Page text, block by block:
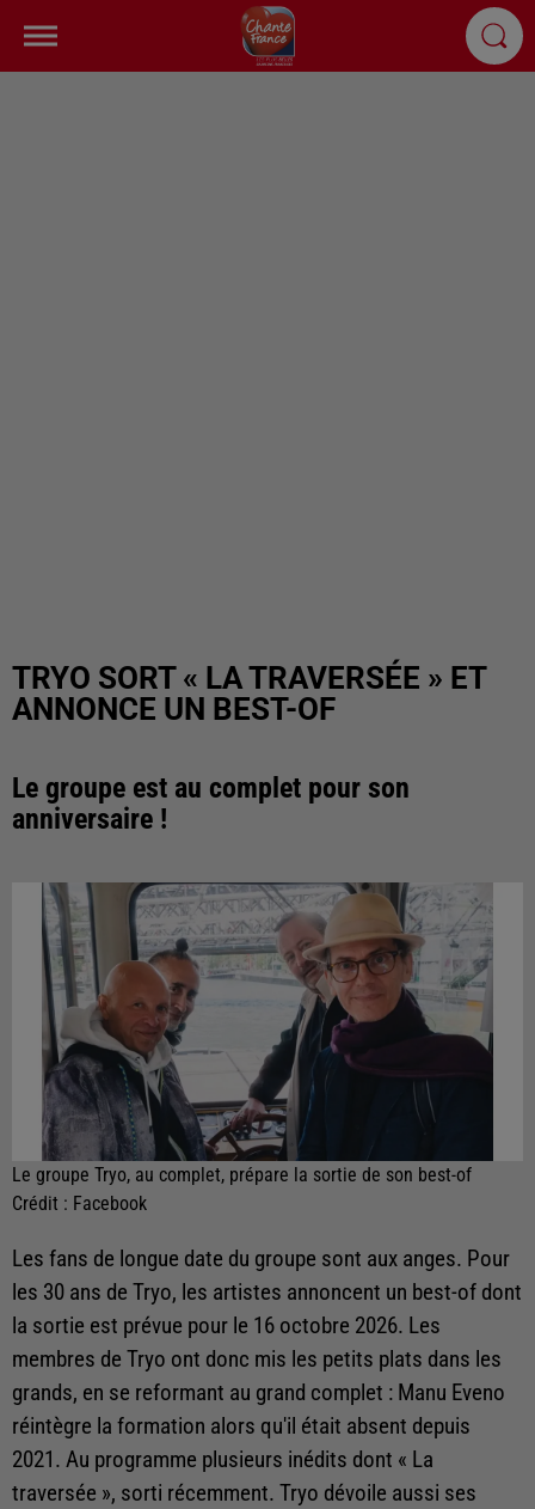
TRYO SORT « LA TRAVERSÉE » ET
ANNONCE UN BEST-OF
Le groupe est au complet pour son
anniversaire !
Le groupe Tryo, au complet, prépare la sortie de son best-of
Crédit : Facebook
Les fans de longue date du groupe sont aux anges. Pour
les 30 ans de Tryo, les artistes annoncent un best-of dont
la sortie est prévue pour le 16 octobre 2026. Les
membres de Tryo ont donc mis les petits plats dans les
grands, en se reformant au grand complet : Manu Eveno
réintègre la formation alors qu'il était absent depuis
2021. Au programme plusieurs inédits dont « La
traversée », sorti récemment. Tryo dévoile aussi ses